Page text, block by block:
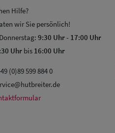
Hilfe?
wir Sie persönlich!
9:30 Uhr- 17:00 Uhr
Uhr bis 16:00 Uhr
(0)89 599 884 0